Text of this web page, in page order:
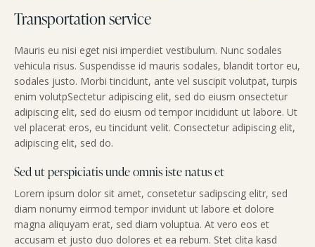
Transportation service
Mauris eu nisi eget nisi imperdiet vestibulum. Nunc sodales
vehicula risus. Suspendisse id mauris sodales, blandit tortor eu,
sodales justo. Morbi tincidunt, ante vel suscipit volutpat, turpis
enim volutpSectetur adipiscing elit, sed do eiusm onsectetur
adipiscing elit, sed do eiusm od tempor incididunt ut labore. Ut
vel placerat eros, eu tincidunt velit. Consectetur adipiscing elit,
adipiscing elit, sed do.
Sed ut perspiciatis unde omnis iste natus et
Lorem ipsum dolor sit amet, consetetur sadipscing elitr, sed
diam nonumy eirmod tempor invidunt ut labore et dolore
magna aliquyam erat, sed diam voluptua. At vero eos et
accusam et justo duo dolores et ea rebum. Stet clita kasd